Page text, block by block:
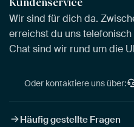
Wir sind für dich da.
erreichst du uns
Chat sind wir rund um die
Oder kontaktiere uns über:
Häufig gestellte Fragen